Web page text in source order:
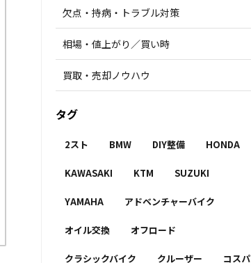
欠点・持病・トラブル対策
相場・値上がり／買い時
買取・売却ノウハウ
タグ
2スト BMW DIY整備 HONDA
KAWASAKI KTM SUZUKI
YAMAHA アドベンチャーバイク
オイル交換 オフロード
クラシックバイク クルーザー コスパ